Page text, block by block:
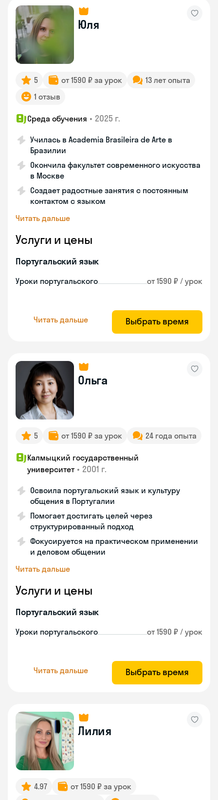
Юля
5 от 1590 ₽ за урок
13 лет опыта
1 отзыв
Среда обучения • 2025 г.
Училась в Academia Brasileira de Arte в
Бразилии
Окончила факультет современного искусства
в Москве
Создает радостные занятия с постоянным
контактом с языком
Читать дальше
Услуги и цены
Португальский язык
Уроки португальского от 1590 ₽ / урок
Читать дальше Выбрать время
Ольга
5 от 1590 ₽ за урок 24 года опыта
Калмыцкий государственный
университет • 2001 г.
Освоила португальский язык и культуру
общения в Португалии
Помогает достигать целей через
структурированный подход
Фокусируется на практическом применении
и деловом общении
Читать дальше
Услуги и цены
Португальский язык
Уроки португальского от 1590 ₽ / урок
Читать дальше Выбрать время
Лилия
4.97
от 1590 ₽ за урок